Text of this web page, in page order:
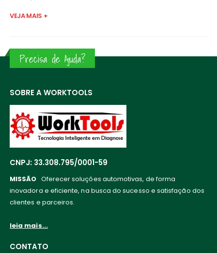
VEJA MAIS +
Precisa de Ajuda?
SOBRE A WORKTOOLS
CNPJ: 33.308.795/0001-59
MISSÃO Oferecer soluções automotivas, de forma
inovadora e eficiente, na busca do sucesso e satisfação dos
clientes e parceiros.
leia mais...
CONTATO